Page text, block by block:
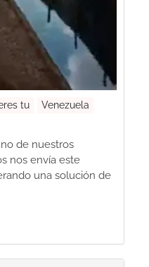
tu
Venezuela
de nuestros
nos envía este
una solución de